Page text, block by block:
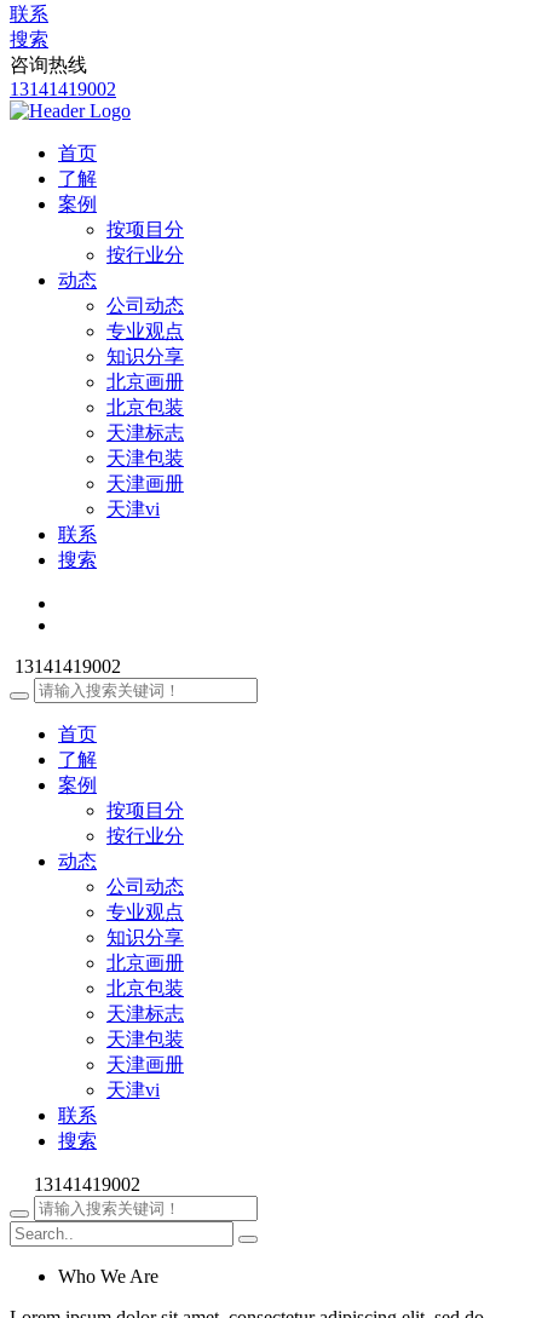
联系
搜索
咨询热线
13141419002
首页
了解
案例
按项目分
按行业分
动态
公司动态
专业观点
知识分享
北京画册
北京包装
天津标志
天津包装
天津画册
天津vi
联系
搜索
13141419002
首页
了解
案例
按项目分
按行业分
动态
公司动态
专业观点
知识分享
北京画册
北京包装
天津标志
天津包装
天津画册
天津vi
联系
搜索
13141419002
Who We Are